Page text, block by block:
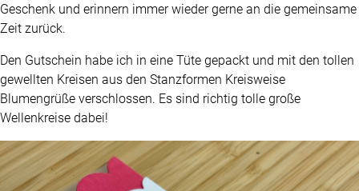
Geschenk und erinnern immer wieder gerne an die gemeinsame
Zeit zurück.
Den Gutschein habe ich in eine Tüte gepackt und mit den tollen
gewellten Kreisen aus den Stanzformen Kreisweise
Blumengrüße verschlossen. Es sind richtig tolle große
Wellenkreise dabei!